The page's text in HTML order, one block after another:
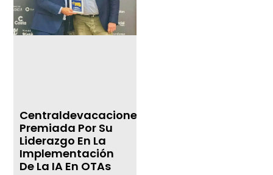
Centraldevacaciones.com,
Premiada Por Su
Liderazgo En La
Implementación
De La IA En OTAs